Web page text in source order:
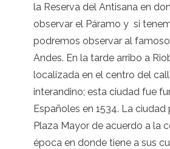
la Reserva del Antisana en
observar el Páramo y si
podremos observar al
Andes. En la tarde arribo a
localizada en el centro del
interandino; esta ciudad fue
Españoles en 1534. La ciudad
Plaza Mayor de acuerdo a la
época en donde tiene a sus